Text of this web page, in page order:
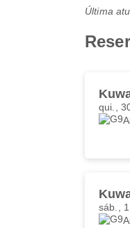
Última
qui.,
sáb.,